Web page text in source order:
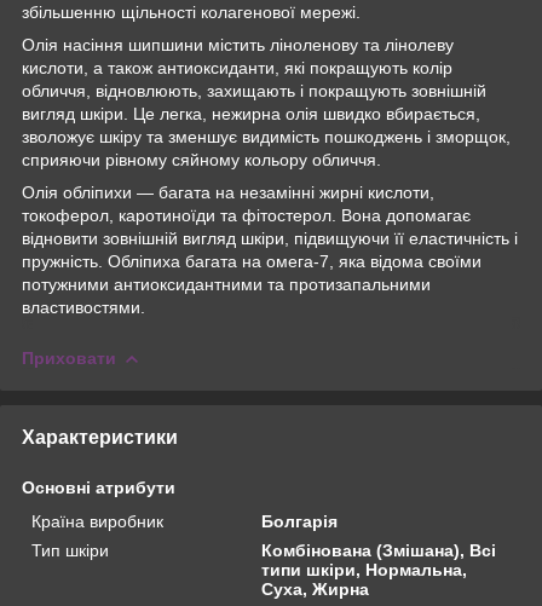
збільшенню щільності колагенової мережі.
Олія насіння шипшини містить ліноленову та лінолеву
кислоти, а також антиоксиданти, які покращують колір
обличчя, відновлюють, захищають і покращують зовнішній
вигляд шкіри. Це легка, нежирна олія швидко вбирається,
зволожує шкіру та зменшує видимість пошкоджень і зморщок,
сприяючи рівному сяйному кольору обличчя.
Олія обліпихи — багата на незамінні жирні кислоти,
токоферол, каротиноїди та фітостерол. Вона допомагає
відновити зовнішній вигляд шкіри, підвищуючи її еластичність і
пружність. Обліпиха багата на омега-7, яка відома своїми
потужними антиоксидантними та протизапальними
властивостями.
Приховати
Характеристики
Основні атрибути
Країна виробник
Болгарія
Тип шкіри
Комбінована (Змішана), Всі
типи шкіри, Нормальна,
Суха, Жирна